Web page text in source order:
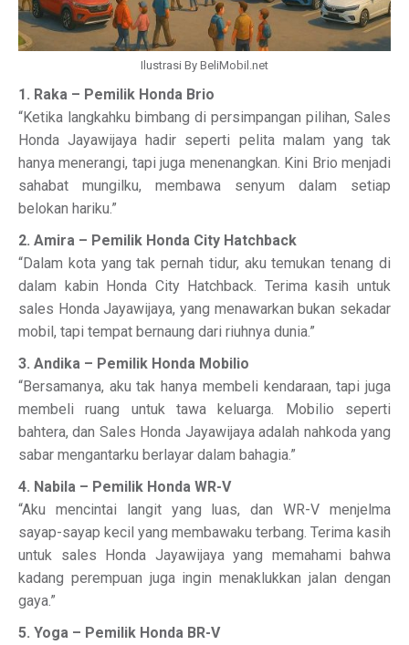
Ilustrasi By BeliMobil.net
1. Raka – Pemilik Honda Brio
“Ketika langkahku bimbang di persimpangan pilihan, Sales
Honda Jayawijaya hadir seperti pelita malam yang tak
hanya menerangi, tapi juga menenangkan. Kini Brio menjadi
sahabat mungilku, membawa senyum dalam setiap
belokan hariku.”
2. Amira – Pemilik Honda City Hatchback
“Dalam kota yang tak pernah tidur, aku temukan tenang di
dalam kabin Honda City Hatchback. Terima kasih untuk
sales Honda Jayawijaya, yang menawarkan bukan sekadar
mobil, tapi tempat bernaung dari riuhnya dunia.”
3. Andika – Pemilik Honda Mobilio
“Bersamanya, aku tak hanya membeli kendaraan, tapi juga
membeli ruang untuk tawa keluarga. Mobilio seperti
bahtera, dan Sales Honda Jayawijaya adalah nahkoda yang
sabar mengantarku berlayar dalam bahagia.”
4. Nabila – Pemilik Honda WR-V
“Aku mencintai langit yang luas, dan WR-V menjelma
sayap-sayap kecil yang membawaku terbang. Terima kasih
untuk sales Honda Jayawijaya yang memahami bahwa
kadang perempuan juga ingin menaklukkan jalan dengan
gaya.”
5. Yoga – Pemilik Honda BR-V